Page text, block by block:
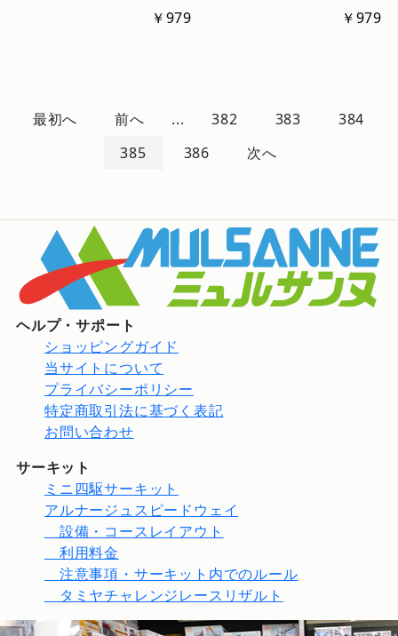
￥979 ￥979
最初へ 前へ ... 382 383
384
385
386 次へ
ヘルプ・サポート
ショッピングガイド
当サイトについて
プライバシーポリシー
特定商取引法に基づく表記
お問い合わせ
サーキット
ミニ四駆サーキット
アルナージュスピードウェイ
設備・コースレイアウト
利用料金
注意事項・サーキット内でのルール
タミヤチャレンジレースリザルト